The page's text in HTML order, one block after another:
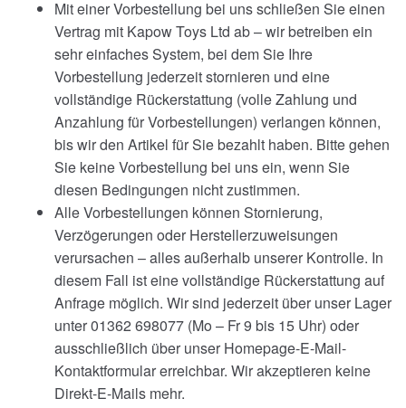
Mit einer Vorbestellung bei uns schließen Sie einen
Vertrag mit Kapow Toys Ltd ab – wir betreiben ein
sehr einfaches System, bei dem Sie Ihre
Vorbestellung jederzeit stornieren und eine
vollständige Rückerstattung (volle Zahlung und
Anzahlung für Vorbestellungen) verlangen können,
bis wir den Artikel für Sie bezahlt haben. Bitte gehen
Sie keine Vorbestellung bei uns ein, wenn Sie
diesen Bedingungen nicht zustimmen.
Alle Vorbestellungen können Stornierung,
Verzögerungen oder Herstellerzuweisungen
verursachen – alles außerhalb unserer Kontrolle. In
diesem Fall ist eine vollständige Rückerstattung auf
Anfrage möglich. Wir sind jederzeit über unser Lager
unter 01362 698077 (Mo – Fr 9 bis 15 Uhr) oder
ausschließlich über unser Homepage-E-Mail-
Kontaktformular erreichbar. Wir akzeptieren keine
Direkt-E-Mails mehr.